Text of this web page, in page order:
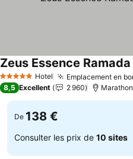
5 Étoiles Hotel Emplacement en
Zeus Essence
8,5 Excellent 2 960 Marathon
De 138 €
Consulter les prix de 10 sites